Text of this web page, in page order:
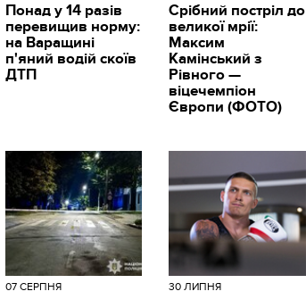
Понад у 14 разів
перевищив норму:
на Варащині
п'яний водій скоїв
ДТП
Срібний постріл до
великої мрії:
Максим
Камінський з
Рівного —
віцечемпіон
Європи (ФОТО)
07 СЕРПНЯ 30 ЛИПНЯ